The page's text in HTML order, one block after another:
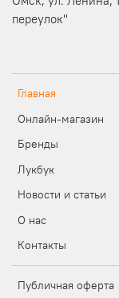
Главная
Онлайн-магазин
Бренды
Лукбук
Новости и статьи
О нас
Контакты
Публичная оферта
переулок"